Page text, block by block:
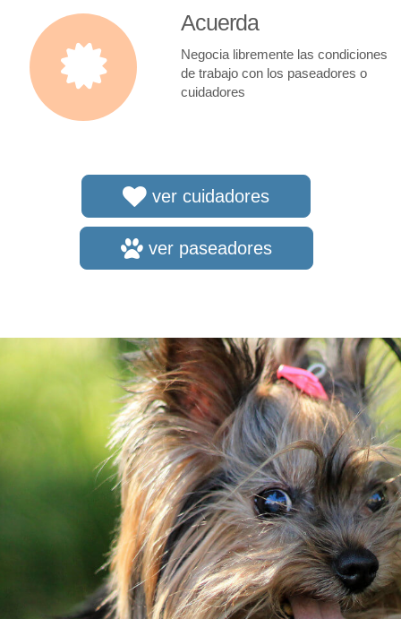
Acuerda
Negocia libremente las condiciones
de trabajo con los paseadores o
cuidadores
ver cuidadores
ver paseadores